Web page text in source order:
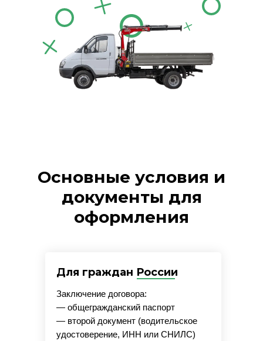
Основные условия и
документы для
оформления
Для граждан России
Заключение договора:
— общегражданский паспорт
— второй документ (водительское
удостоверение, ИНН или СНИЛС)